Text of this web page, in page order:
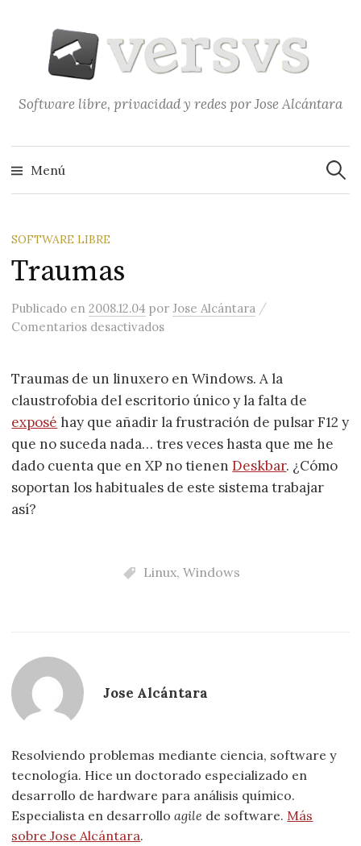
contenido
Software libre, privacidad y redes por Jose Alcántara
Menú
SOFTWARE LIBRE
Traumas
Publicado en2008.12.04 porJose Alcántara /
Comentarios desactivadosen Traumas
Traumas de un linuxero en Windows. A la
claustrofobia del escritorio único y la falta de
exposé hay que añadir la frustración de pulsar F12 y
que no suceda nada… tres veces hasta que me he
dado cuenta que en XP no tienenDeskbar. ¿Cómo
soportan los habituales de este sistema trabajar
así?
Linux, Windows
Jose Alcántara
Resolviendo problemas mediante ciencia, software y
tecnología. Hice un doctorado especializado en
desarrollo de hardware para análisis químico.
Especialista en desarrolloagile de software. Más
sobre Jose Alcántara.